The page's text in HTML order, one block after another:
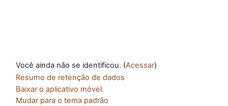
Você ainda não se identificou. (Acessar)
Resumo de retenção de dados
Baixar o aplicativo móvel.
Mudar para o tema padrão